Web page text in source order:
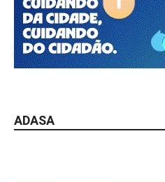
ADASA